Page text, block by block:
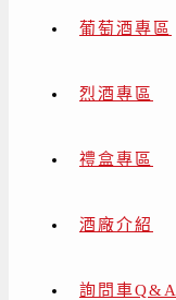
葡萄酒專區
烈酒專區
禮盒專區
酒廠介紹
詢問車Q&A